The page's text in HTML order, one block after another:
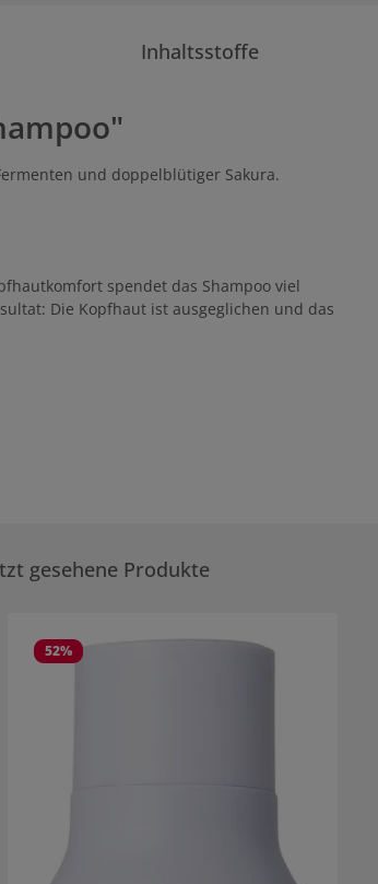
Inhaltsstoffe
und doppelblütiger Sakura.
spendet das Shampoo viel
Die Kopfhaut ist ausgeglichen und das
gesehene Produkte
52%